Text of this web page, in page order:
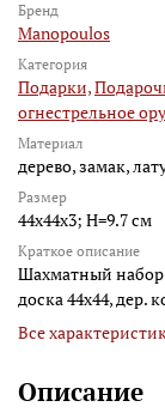
Бренд
Manopoulos
Категория
Подарки,
огнестрельное
Материал
дерево, замак,
Размер
44x44x3; H=9.7 см
Краткое описание
Шахматный набор
доска 44х44, дер.
Все
Описание